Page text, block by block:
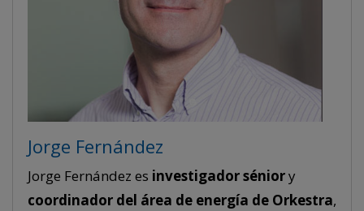
Jorge Fernández
Jorge Fernández es investigador séniory
coordinador del área de energía de Orkestra,